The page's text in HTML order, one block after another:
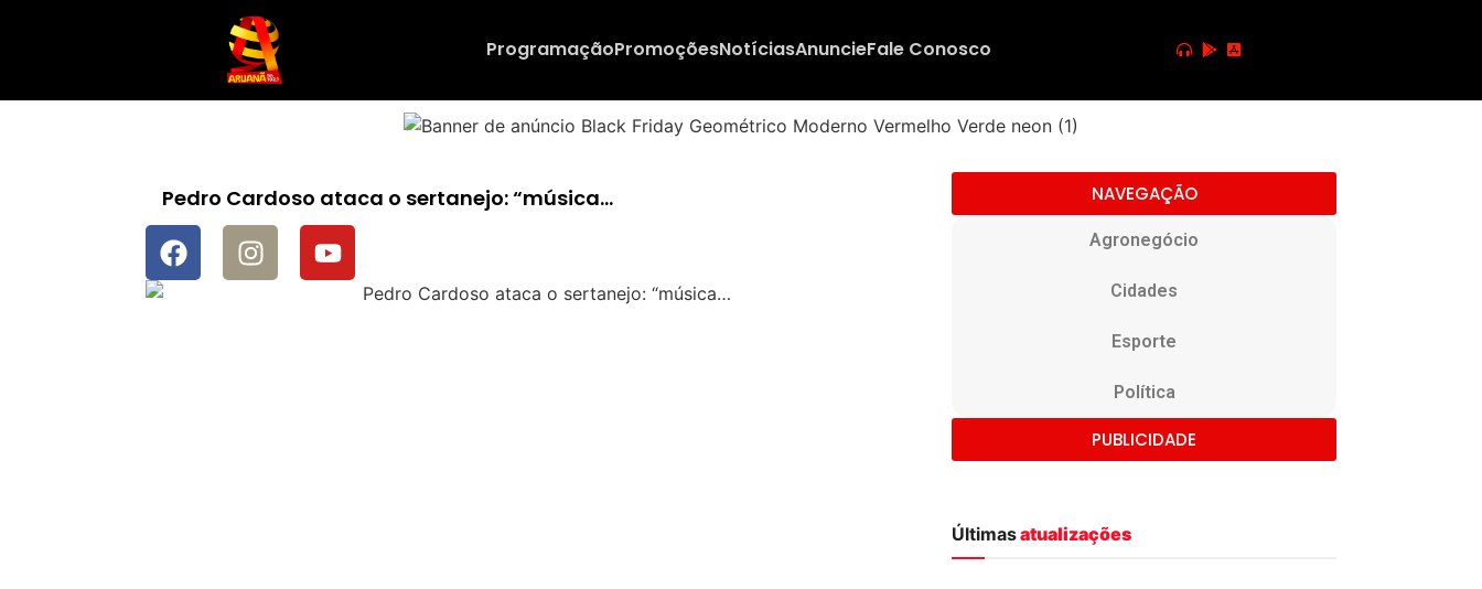
ProgramaçãoPromoçõesNotíciasAnuncieFale Conosco
Pedro Cardoso ataca o sertanejo: “música… NAVEGAÇÃO
Agronegócio
Cidades
Esporte
Política
PUBLICIDADE
Últimasatualizações